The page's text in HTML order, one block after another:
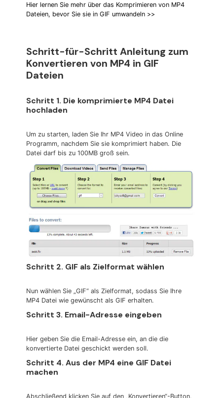
Hier lernen Sie mehr über das Komprimieren von MP4
Dateien, bevor Sie sie in GIF umwandeln >>
Schritt-für-Schritt Anleitung zum
Konvertieren von MP4 in GIF
Dateien
Schritt 1. Die komprimierte MP4 Datei
hochladen
Um zu starten, laden Sie Ihr MP4 Video in das Online
Programm, nachdem Sie sie komprimiert haben. Die
Datei darf bis zu 100MB groß sein.
Schritt 2. GIF als Zielformat wählen
Nun wählen Sie „GIF“ als Zielformat, sodass Sie Ihre
MP4 Datei wie gewünscht als GIF erhalten.
Schritt 3. Email-Adresse eingeben
Hier geben Sie die Email-Adresse ein, an die die
konvertierte Datei geschickt werden soll.
Schritt 4. Aus der MP4 eine GIF Datei
machen
Abschließend klicken Sie auf den „Konvertieren“-Button,